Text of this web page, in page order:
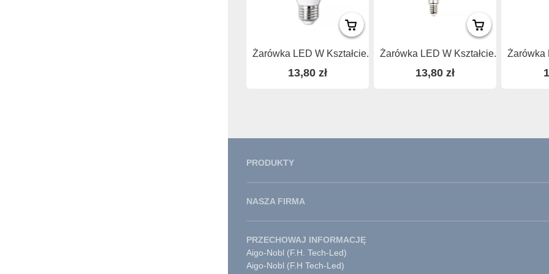
Żarówka LED W Kształcie...
13,80 zł
Żarówka LED W Kształcie...
13,80 zł
Żarówka
PRODUKTY
NASZA FIRMA
PRZECHOWAJ INFORMACJĘ
Aigo-Nobl (F.H. Tech-Led)
Aigo-Nobl (F.H Tech-Led)